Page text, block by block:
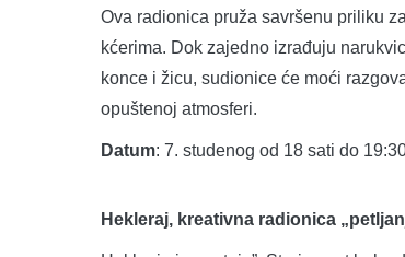
Ova radionica pruža savršenu priliku
kćerima. Dok zajedno izrađuju
konce i žicu, sudionice će moći
opuštenoj atmosferi.
Datum: 7. studenog od 18 sati do
Hekleraj, kreativna radionica